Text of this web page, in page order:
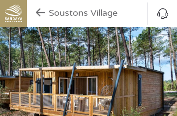
Soustons Village